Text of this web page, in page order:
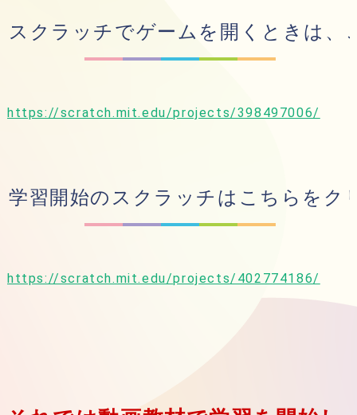
スクラッチでゲームを開くときは、
https://scratch.mit.edu/projects/398497006/
学習開始のスクラッチはこちらをク
https://scratch.mit.edu/projects/402774186/